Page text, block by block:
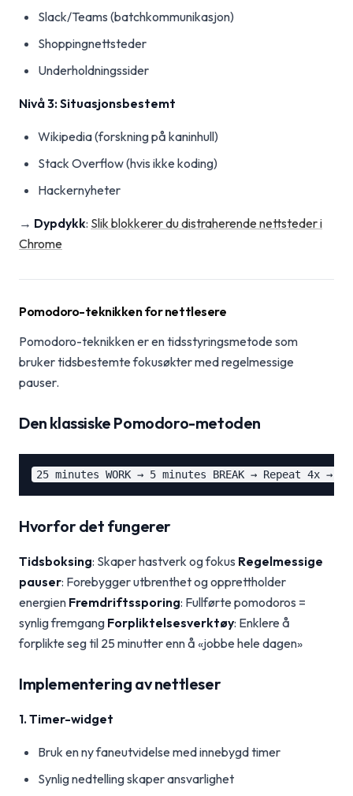
Slack/Teams (batchkommunikasjon)
Shoppingnettsteder
Underholdningssider
Nivå 3: Situasjonsbestemt
Wikipedia (forskning på kaninhull)
Stack Overflow (hvis ikke koding)
Hackernyheter
→ Dypdykk: Slik blokkerer du distraherende nettsteder i
Chrome
Pomodoro-teknikken for nettlesere
Pomodoro-teknikken er en tidsstyringsmetode som
bruker tidsbestemte fokusøkter med regelmessige
pauser.
Den klassiske Pomodoro-metoden
Hvorfor det fungerer
Tidsboksing: Skaper hastverk og fokus Regelmessige
pauser: Forebygger utbrenthet og opprettholder
energien Fremdriftssporing: Fullførte pomodoros =
synlig fremgang Forpliktelsesverktøy: Enklere å
forplikte seg til 25 minutter enn å «jobbe hele dagen»
Implementering av nettleser
1. Timer-widget
Bruk en ny faneutvidelse med innebygd timer
Synlig nedtelling skaper ansvarlighet